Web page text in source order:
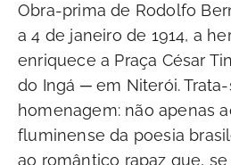
Obra-prima de Rodolfo
a 4 de janeiro de 1914, a
enriquece a Praça César
do Ingá ─ em Niterói.
homenagem: não apenas
fluminense da poesia
ao romântico rapaz que,